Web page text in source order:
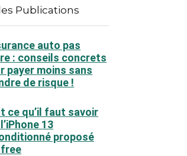
Publications
auto pas
: conseils concrets
payer moins sans
de risque !
ce qu’il faut savoir
13
proposé